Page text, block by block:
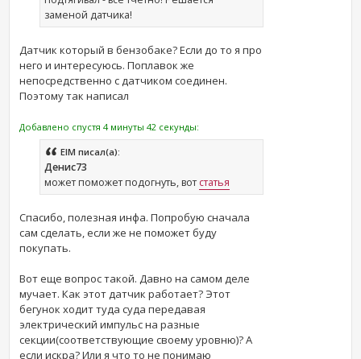
заменой датчика!
Датчик который в бензобаке? Если до то я про
него и интересуюсь. Поплавок же
непосредственно с датчиком соединен.
Поэтому так написал
Добавлено спустя 4 минуты 42 секунды:
ElM писал(а):
Денис73
может поможет подогнуть, вот статья
Спасибо, полезная инфа. Попробую сначала
сам сделать, если же не поможет буду
покупать.
Вот еще вопрос такой. Давно на самом деле
мучает. Как этот датчик работает? Этот
бегунок ходит туда суда передавая
электрический импульс на разные
секции(соответствующие своему уровню)? А
если искра? Или я что то не понимаю